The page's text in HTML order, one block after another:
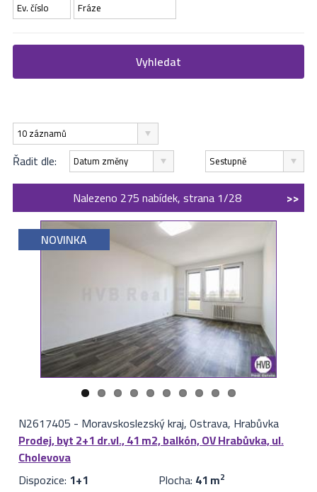
Vyhledat
10 záznamů
Řadit dle: Datum změny Sestupně
Nalezeno 275 nabídek, strana 1/28
>>
NOVINKA
N2617405 - Moravskoslezský kraj, Ostrava, Hrabůvka
Prodej, byt 2+1 dr.vl., 41 m2, balkón, OV Hrabůvka, ul.
Cholevova
Dispozice: 1+1 Plocha: 41 m2